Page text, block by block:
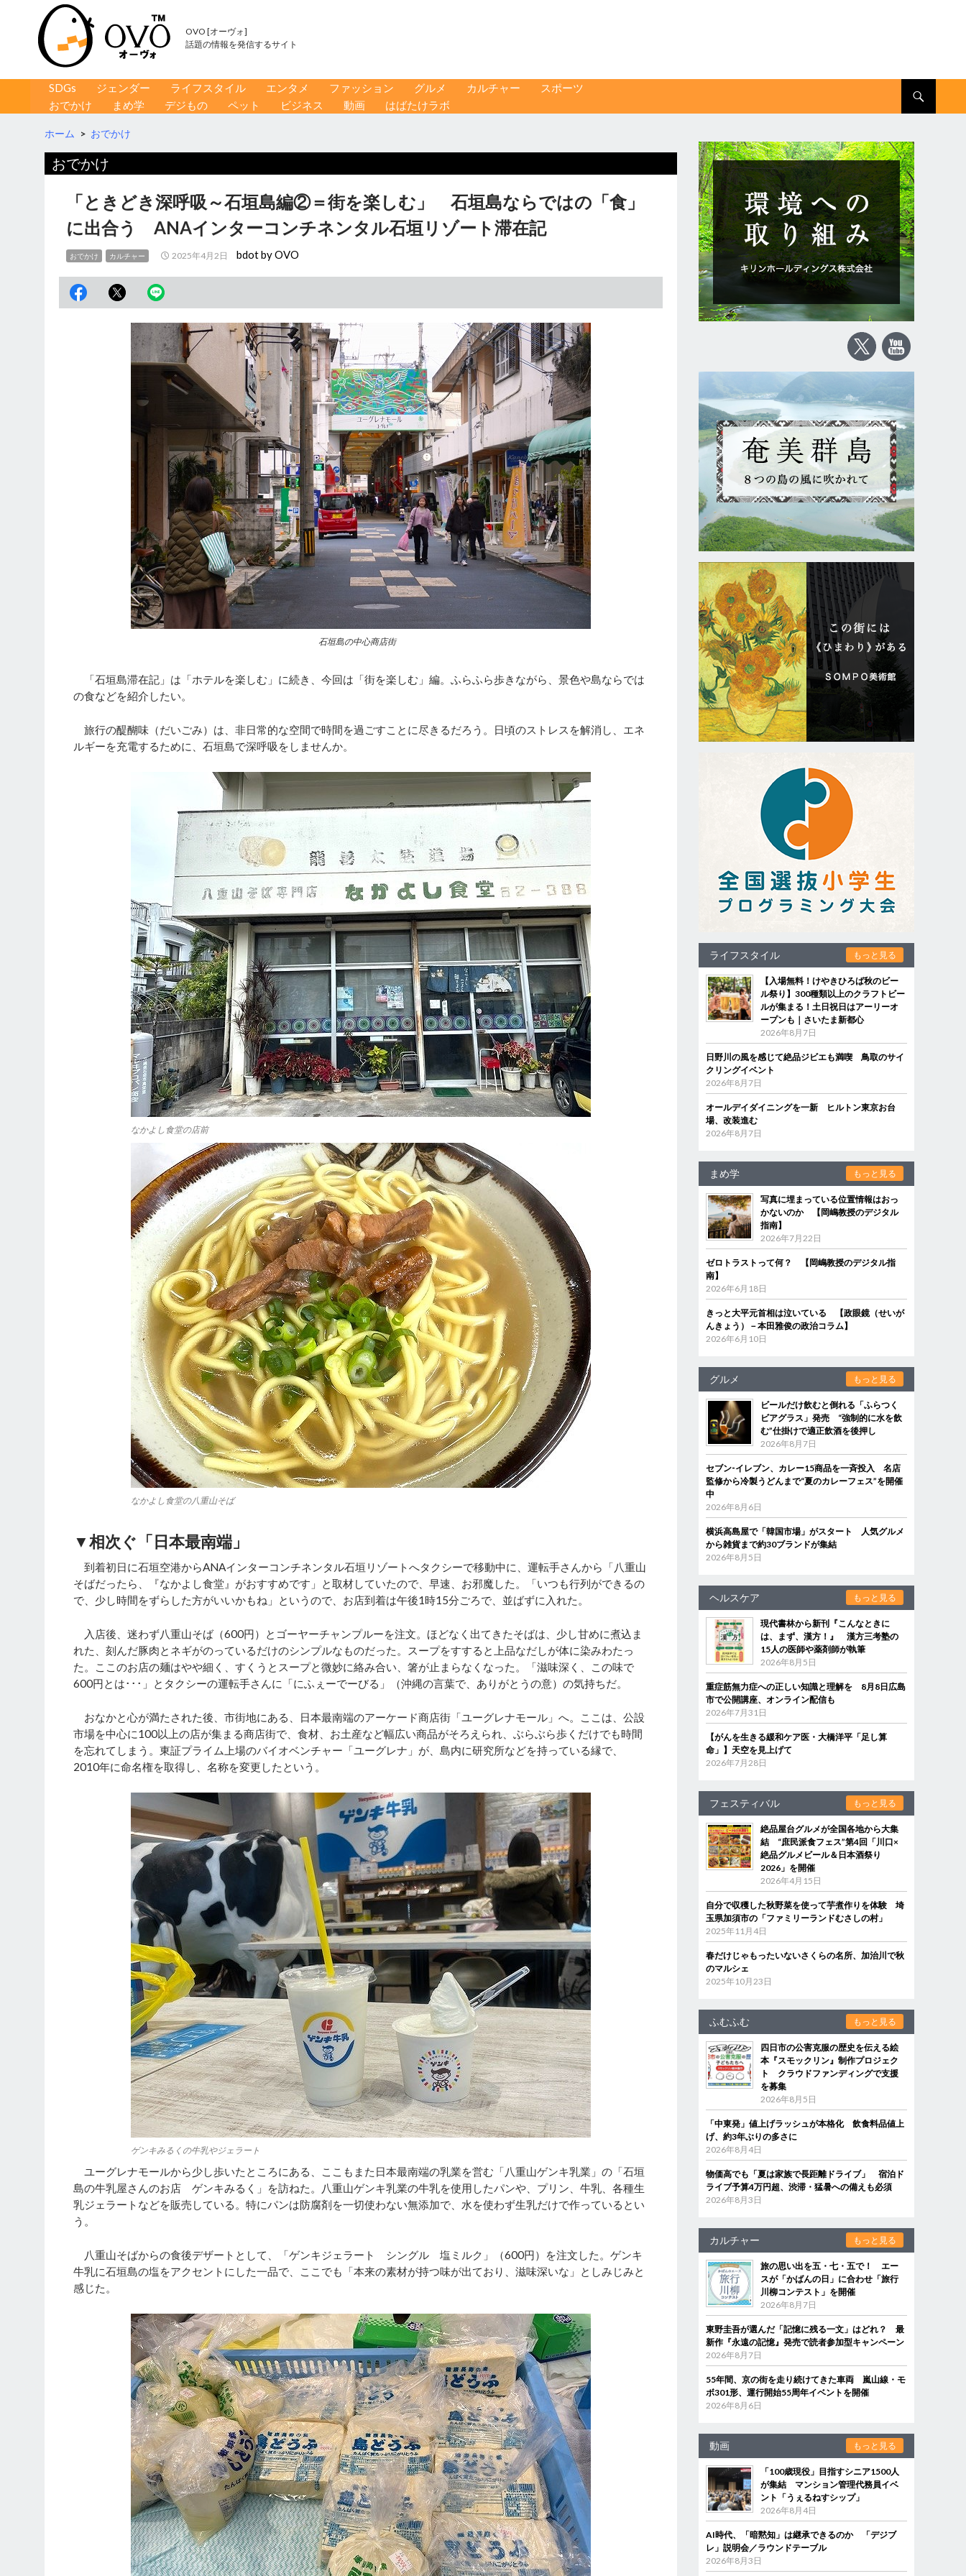
OVO [オーヴォ]
話題の情報を発信するサイト
コンテンツへ移動
SDGs ジェンダー ライフスタイル エンタメ ファッション グルメ カルチャー
スポーツ
おでかけ
まめ学 デジもの ペット ビジネス 動画 はばたけラボ
ホーム > おでかけ
おでかけ
「ときどき深呼吸～石垣島編②＝街を楽しむ」 石垣島ならではの「食」
に出合う ANAインターコンチネンタル石垣リゾート滞在記
おでかけ カルチャー 2025年4月2日 bdot by OVO
石垣島の中心商店街
「石垣島滞在記」は「ホテルを楽しむ」に続き、今回は「街を楽しむ」編。ふらふら歩きながら、景色や島ならでは
の食などを紹介したい。
旅行の醍醐味（だいごみ）は、非日常的な空間で時間を過ごすことに尽きるだろう。日頃のストレスを解消し、エネ
ルギーを充電するために、石垣島で深呼吸をしませんか。
なかよし食堂の店前
なかよし食堂の八重山そば
▼相次ぐ「日本最南端」
到着初日に石垣空港からANAインターコンチネンタル石垣リゾートへタクシーで移動中に、運転手さんから「八重山
そばだったら、『なかよし食堂』がおすすめです」と取材していたので、早速、お邪魔した。「いつも行列ができるの
で、少し時間をずらした方がいいかもね」というので、お店到着は午後1時15分ごろで、並ばずに入れた。
入店後、迷わず八重山そば（600円）とゴーヤーチャンプルーを注文。ほどなく出てきたそばは、少し甘めに煮込ま
れた、刻んだ豚肉とネギがのっているだけのシンプルなものだった。スープをすすると上品なだしが体に染みわたっ
た。ここのお店の麺はやや細く、すくうとスープと微妙に絡み合い、箸が止まらなくなった。「滋味深く、この味で
600円とは･･･」とタクシーの運転手さんに「にふぇーでーびる」（沖縄の言葉で、ありがとうの意）の気持ちだ。
おなかと心が満たされた後、市街地にある、日本最南端のアーケード商店街「ユーグレナモール」へ。ここは、公設
市場を中心に100以上の店が集まる商店街で、食材、お土産など幅広い商品がそろえられ、ぶらぶら歩くだけでも時間
を忘れてしまう。東証プライム上場のバイオベンチャー「ユーグレナ」が、島内に研究所などを持っている縁で、
2010年に命名権を取得し、名称を変更したという。
ゲンキみるくの牛乳やジェラート
ユーグレナモールから少し歩いたところにある、ここもまた日本最南端の乳業を営む「八重山ゲンキ乳業」の「石垣
島の牛乳屋さんのお店 ゲンキみるく」を訪ねた。八重山ゲンキ乳業の牛乳を使用したパンや、プリン、牛乳、各種生
乳ジェラートなどを販売している。特にパンは防腐剤を一切使わない無添加で、水を使わず生乳だけで作っているとい
う。
八重山そばからの食後デザートとして、「ゲンキジェラート シングル 塩ミルク」（600円）を注文した。ゲンキ
牛乳に石垣島の塩をアクセントにした一品で、ここでも「本来の素材が持つ味が出ており、滋味深いな」としみじみと
感じた。
ライフスタイル もっと見る
【入場無料！けやきひろば秋のビー
ル祭り】300種類以上のクラフトビー
ルが集まる！土日祝日はアーリーオ
ープンも｜さいたま新都心
2026年8月7日
日野川の風を感じて絶品ジビエも満喫 鳥取のサイ
クリングイベント
2026年8月7日
オールデイダイニングを一新 ヒルトン東京お台
場、改装進む
2026年8月7日
まめ学 もっと見る
写真に埋まっている位置情報はおっ
かないのか 【岡嶋教授のデジタル
指南】
2026年7月22日
ゼロトラストって何？ 【岡嶋教授のデジタル指
南】
2026年6月18日
きっと大平元首相は泣いている 【政眼鏡（せいが
んきょう）－本田雅俊の政治コラム】
2026年6月10日
グルメ もっと見る
ビールだけ飲むと倒れる「ふらつく
ビアグラス」発売 “強制的に水を飲
む”仕掛けで適正飲酒を後押し
2026年8月7日
セブン‐イレブン、カレー15商品を一斉投入 名店
監修から冷製うどんまで“夏のカレーフェス”を開催
中
2026年8月6日
横浜高島屋で「韓国市場」がスタート 人気グルメ
から雑貨まで約30ブランドが集結
2026年8月5日
ヘルスケア もっと見る
現代書林から新刊『こんなときに
は、まず、漢方！』 漢方三考塾の
15人の医師や薬剤師が執筆
2026年8月5日
重症筋無力症への正しい知識と理解を 8月8日広島
市で公開講座、オンライン配信も
2026年7月31日
【がんを生きる緩和ケア医・大橋洋平「足し算
命」】天空を見上げて
2026年7月28日
フェスティバル もっと見る
絶品屋台グルメが全国各地から大集
結 “庶民派食フェス”第4回「川口×
絶品グルメビール＆日本酒祭り
2026」を開催
2026年4月15日
自分で収穫した秋野菜を使って芋煮作りを体験 埼
玉県加須市の「ファミリーランドむさしの村」
2025年11月4日
春だけじゃもったいないさくらの名所、加治川で秋
のマルシェ
2025年10月23日
ふむふむ もっと見る
四日市の公害克服の歴史を伝える絵
本『スモックリン』制作プロジェク
ト クラウドファンディングで支援
を募集
2026年8月5日
「中東発」値上げラッシュが本格化 飲食料品値上
げ、約3年ぶりの多さに
2026年8月4日
物価高でも「夏は家族で長距離ドライブ」 宿泊ド
ライブ予算4万円超、渋滞・猛暑への備えも必須
2026年8月3日
カルチャー もっと見る
旅の思い出を五・七・五で！ エー
スが「かばんの日」に合わせ「旅行
川柳コンテスト」を開催
2026年8月7日
東野圭吾が選んだ「記憶に残る一文」はどれ？ 最
新作『永遠の記憶』発売で読者参加型キャンペーン
2026年8月7日
55年間、京の街を走り続けてきた車両 嵐山線・モ
ボ301形、運行開始55周年イベントを開催
2026年8月6日
動画 もっと見る
「100歳現役」目指すシニア1500人
が集結 マンション管理代務員イベ
ント「うぇるねすシップ」
2026年8月4日
AI時代、「暗黙知」は継承できるのか 「デジブ
レ」説明会／ラウンドテーブル
2026年8月3日